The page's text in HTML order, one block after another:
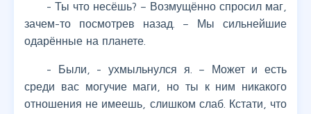
- Ты что несёшь? – Возмущённо спросил маг,
зачем-то посмотрев назад. – Мы сильнейшие
одарённые на планете.
- Были, - ухмыльнулся я. – Может и есть
среди вас могучие маги, но ты к ним никакого
отношения не имеешь, слишком слаб. Кстати, что